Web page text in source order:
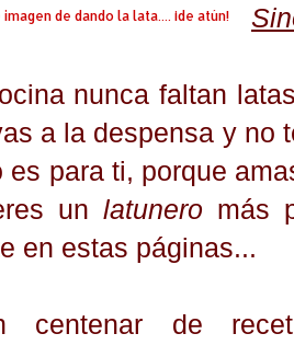
nunca faltan
a la despensa y no
es para ti, porque
un latunero más
en estas páginas...
centenar de